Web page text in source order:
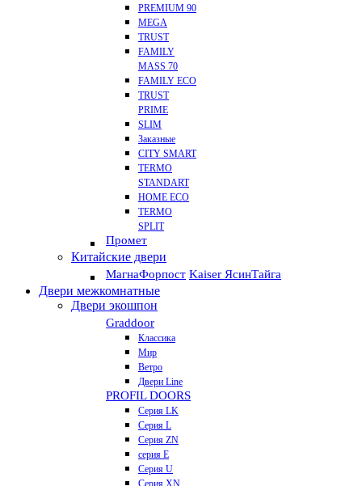
PREMIUM 90
MEGA
TRUST
FAMILY
MASS 70
FAMILY ECO
TRUST
PRIME
SLIM
Заказные
CITY SMART
TERMO
STANDART
HOME ECO
ТЕRМО
SPLIT
Промет
Китайские двери
МагнаФорпост Kaiser ЯсинТайга
Двери межкомнатные
Двери экошпон
Graddoor
Классика
Мир
Ветро
Двери Line
PROFIL DOORS
Серия LK
Серия L
Серия ZN
серия E
Серия U
Серия XN